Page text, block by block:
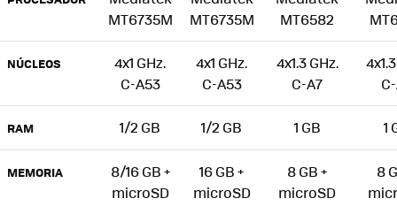
MT6735M
MT6735M
MT6582
NÚCLEOS
4x1 GHz.
C-A53
4x1 GHz.
C-A53
4x1.3 GHz.
C-A7
RAM 1/2 GB 1/2 GB 1 GB 1
MEMORIA
8/16 GB +
microSD
16 GB +
microSD
8 GB +
microSD
8